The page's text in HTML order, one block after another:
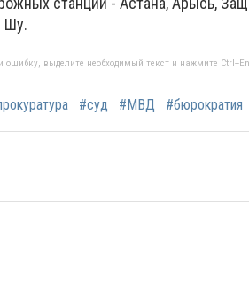
Шу.
ошибку, выделите необходимый текст и нажмите
#суд #МВД #бюрократия